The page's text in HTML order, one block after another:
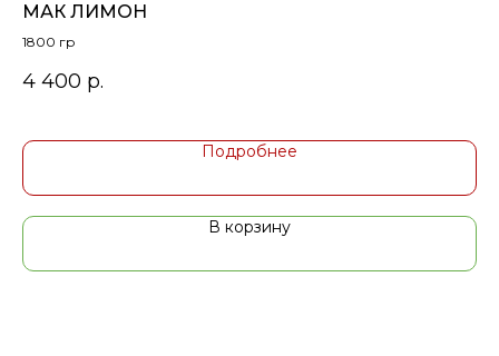
МАК ЛИМОН
1800 гр
4 400 р.
Подробнее
В корзину